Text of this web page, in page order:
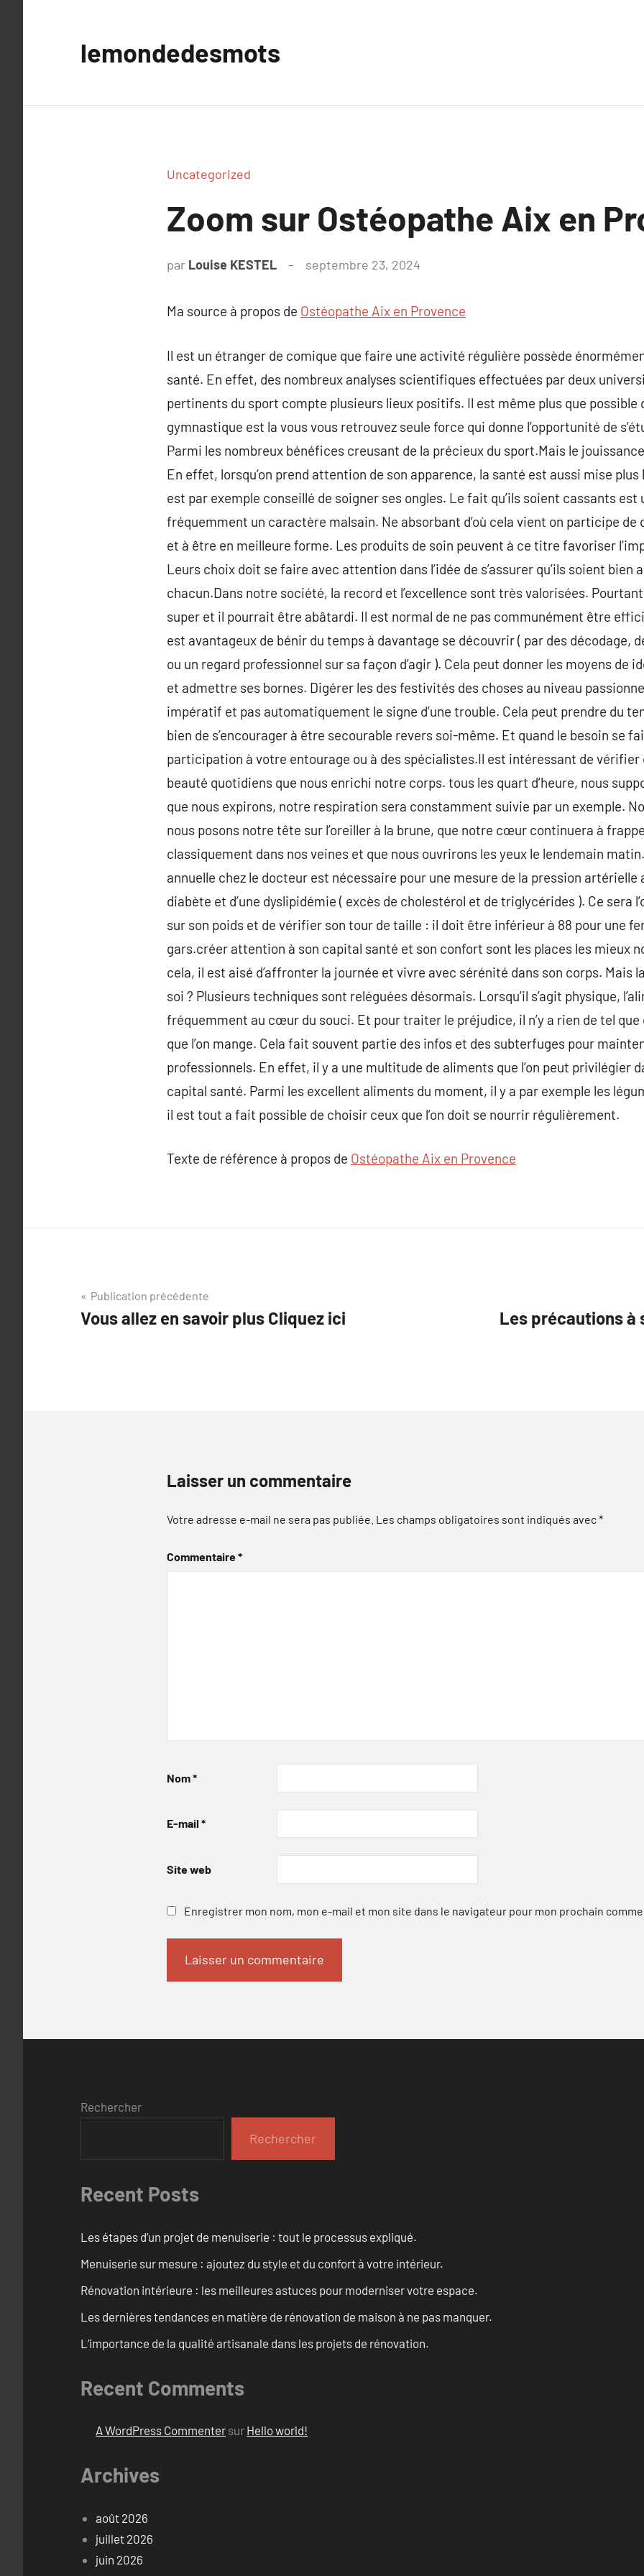
lemondedesmots
Uncategorized
Zoom sur Ostéopathe Aix en
par Louise KESTEL septembre 23, 2024
Ma source à propos de Ostéopathe Aix en Provence
Il est un étranger de comique que faire une activité régulière possède
santé. En effet, des nombreux analyses scientifiques effectuées par deux
pertinents du sport compte plusieurs lieux positifs. Il est même plus que possible
gymnastique est la vous vous retrouvez seule force qui donne l’opportunité de
Parmi les nombreux bénéfices creusant de la précieux du sport.Mais le
En effet, lorsqu’on prend attention de son apparence, la santé est aussi mise
est par exemple conseillé de soigner ses ongles. Le fait qu’ils soient cassants est
fréquemment un caractère malsain. Ne absorbant d’où cela vient on participe de
et à être en meilleure forme. Les produits de soin peuvent à ce titre favoriser
Leurs choix doit se faire avec attention dans l’idée de s’assurer qu’ils soient bien
chacun.Dans notre société, la record et l’excellence sont très valorisées.
super et il pourrait être abâtardi. Il est normal de ne pas communément être
est avantageux de bénir du temps à davantage se découvrir ( par des décodage,
ou un regard professionnel sur sa façon d’agir ). Cela peut donner les moyens
et admettre ses bornes. Digérer les des festivités des choses au niveau
impératif et pas automatiquement le signe d’une trouble. Cela peut prendre du
bien de s’encourager à être secourable revers soi-même. Et quand le besoin se
participation à votre entourage ou à des spécialistes.Il est intéressant de vérifier
beauté quotidiens que nous enrichi notre corps. tous les quart d’heure, nous
que nous expirons, notre respiration sera constamment suivie par un exemple.
nous posons notre tête sur l’oreiller à la brune, que notre cœur continuera à
classiquement dans nos veines et que nous ouvrirons les yeux le lendemain
annuelle chez le docteur est nécessaire pour une mesure de la pression
diabète et d’une dyslipidémie ( excès de cholestérol et de triglycérides ). Ce sera
sur son poids et de vérifier son tour de taille : il doit être inférieur à 88 pour une
gars.créer attention à son capital santé et son confort sont les places les mieux
cela, il est aisé d’affronter la journée et vivre avec sérénité dans son corps. Mais
soi ? Plusieurs techniques sont reléguées désormais. Lorsqu’il s’agit physique,
fréquemment au cœur du souci. Et pour traiter le préjudice, il n’y a rien de tel
que l’on mange. Cela fait souvent partie des infos et des subterfuges pour
professionnels. En effet, il y a une multitude de aliments que l’on peut privilégier
capital santé. Parmi les excellent aliments du moment, il y a par exemple les
il est tout a fait possible de choisir ceux que l’on doit se nourrir régulièrement.
Texte de référence à propos de Ostéopathe Aix en Provence
Navigation
de
Publication précédente
Vous allez en savoir plus Cliquez ici
Les précautions à
Laisser un commentaire
Votre adresse e-mail ne sera pas publiée. Les champs obligatoires sont indiqués avec*
Commentaire*
Nom*
E-mail *
Site web
Enregistrer mon nom, mon e-mail et mon site dans le navigateur pour mon prochain
Rechercher
Rechercher
Recent Posts
Les étapes d’un projet de menuiserie : tout le processus expliqué.
Menuiserie sur mesure : ajoutez du style et du confort à votre intérieur.
Rénovation intérieure : les meilleures astuces pour moderniser votre espace.
Les dernières tendances en matière de rénovation de maison à ne pas manquer.
L’importance de la qualité artisanale dans les projets de rénovation.
Recent Comments
A WordPress Commenter sur Hello world!
Archives
août 2026
juillet 2026
juin 2026